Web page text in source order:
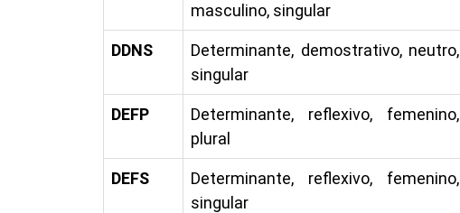
masculino, singular
DDNS
Determinante, demostrativo, neutro,
singular
DEFP
Determinante, reflexivo, femenino,
plural
DEFS
Determinante, reflexivo, femenino,
singular